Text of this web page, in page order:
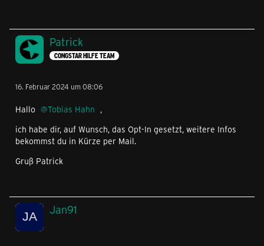
Patrick
CONGSTAR HILFE TEAM
16. Februar 2024 um 08:06
Hallo Tobias Hahn ,
ich habe dir, auf Wunsch, das Opt-In gesetzt, weitere Infos
bekommst du in Kürze per Mail.
Gruß Patrick
Jan91